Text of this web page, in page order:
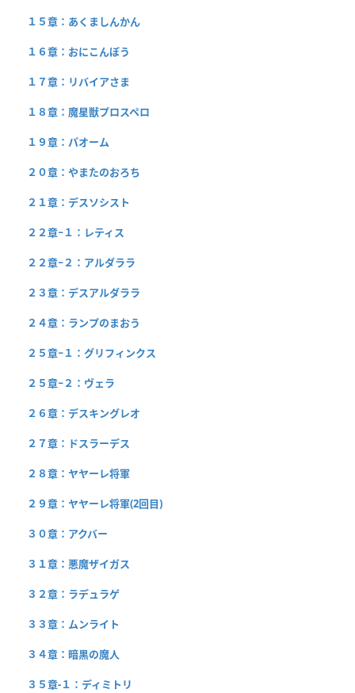
１５章：あくましんかん
１６章：おにこんぼう
１７章：リバイアさま
１８章：魔星獣プロスペロ
１９章：パオーム
２０章：やまたのおろち
２１章：デスソシスト
２２章−１：レティス
２２章−２：アルダララ
２３章：デスアルダララ
２４章：ランプのまおう
２５章−１：グリフィンクス
２５章−２：ヴェラ
２６章：デスキングレオ
２７章：ドスラーデス
２８章：ヤヤーレ将軍
２９章：ヤヤーレ将軍(2回目)
３０章：アクバー
３１章：悪魔ザイガス
３２章：ラデュラゲ
３３章：ムンライト
３４章：暗黒の魔人
３５章-１：ディミトリ